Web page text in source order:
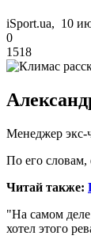
iSport.ua, 10
0
1518
Менеджер экс-
По его словам,
Читай также:
"На самом деле
хотел этого